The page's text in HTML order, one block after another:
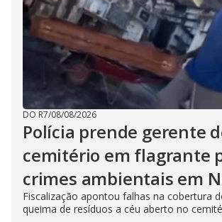
DO R7/08/08/2026
Polícia prende gerente
cemitério em flagrante
crimes ambientais em
Fiscalização apontou falhas na cobertura
queima de resíduos a céu aberto no